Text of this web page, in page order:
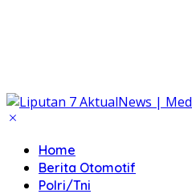
Home
Berita Otomotif
Polri/Tni